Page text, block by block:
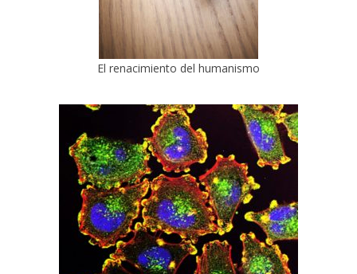
El renacimiento del humanismo